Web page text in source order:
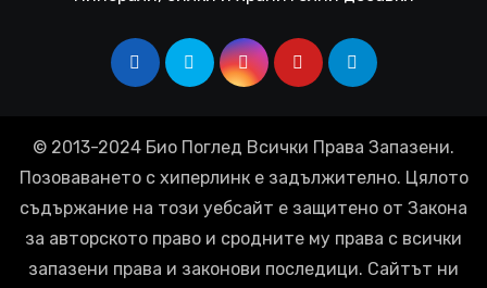
© 2013-2024 Био Поглед Всички Права Запазени.
Позоваването с хиперлинк е задължително. Цялото
съдържание на този уебсайт е защитено от Закона
за авторското право и сродните му права с всички
запазени права и законови последици. Сайтът ни